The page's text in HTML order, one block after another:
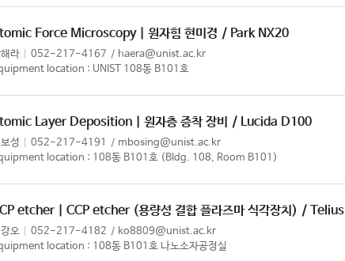
Force Microscopy | 원자힘 현미경 / Park NX20
라 052-217-4167
haera@unist.ac.kr
location : UNIST 108동 B101호
Layer Deposition | 원자층 증착 장비 / Lucida D100
성 052-217-4191
mbosing@unist.ac.kr
location : 108동 B101호 (Bldg. 108, Room B101)
etcher | CCP etcher (용량성 결합 플라즈마 식각장치) / Telius
오 052-217-4182
ko8809@unist.ac.kr
location : 108동 B101호 나노소자공정실